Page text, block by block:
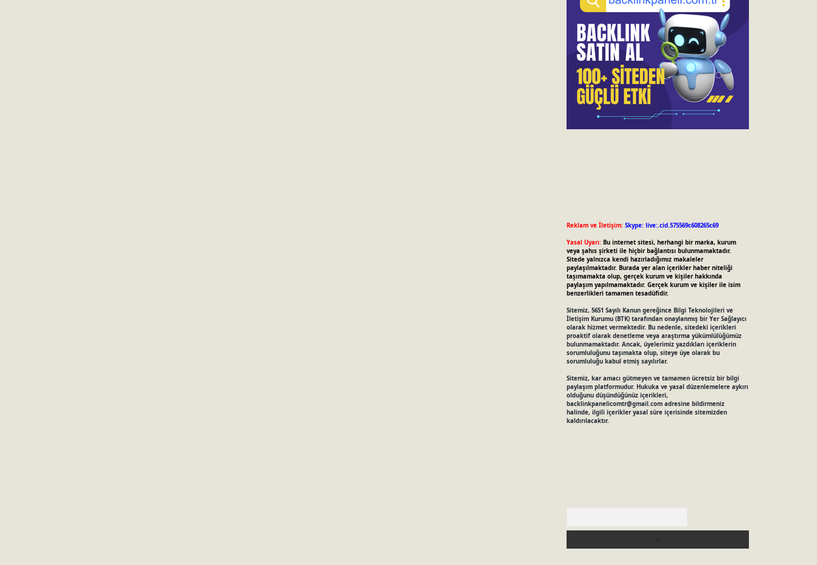
Reklam ve İletişim: Skype: live:.cid.575569c608265c69
Yasal Uyarı: Bu internet sitesi, herhangi bir marka, kurum
veya şahıs şirketi ile hiçbir bağlantısı bulunmamaktadır.
Sitede yalnızca kendi hazırladığımız makaleler
paylaşılmaktadır. Burada yer alan içerikler haber niteliği
taşımamakta olup, gerçek kurum ve kişiler hakkında
paylaşım yapılmamaktadır. Gerçek kurum ve kişiler ile isim
benzerlikleri tamamen tesadüfidir.
Sitemiz, 5651 Sayılı Kanun gereğince Bilgi Teknolojileri ve
İletişim Kurumu (BTK) tarafından onaylanmış bir Yer Sağlayıcı
olarak hizmet vermektedir. Bu nedenle, sitedeki içerikleri
proaktif olarak denetleme veya araştırma yükümlülüğümüz
bulunmamaktadır. Ancak, üyelerimiz yazdıkları içeriklerin
sorumluluğunu taşımakta olup, siteye üye olarak bu
sorumluluğu kabul etmiş sayılırlar.
Sitemiz, kar amacı gütmeyen ve tamamen ücretsiz bir bilgi
paylaşım platformudur. Hukuka ve yasal düzenlemelere aykırı
olduğunu düşündüğünüz içerikleri,
backlinkpanelicomtr@gmail.comadresine bildirmeniz
halinde, ilgili içerikler yasal süre içerisinde sitemizden
kaldırılacaktır.